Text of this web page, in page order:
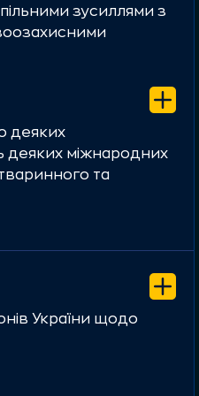
відзнаки
із соціальною
UAnimals
українців
Дня Землі ланцюг
по всьому світу
росіяни в
зусиллями з
деяких
деяких міжнародних
та
України щодо